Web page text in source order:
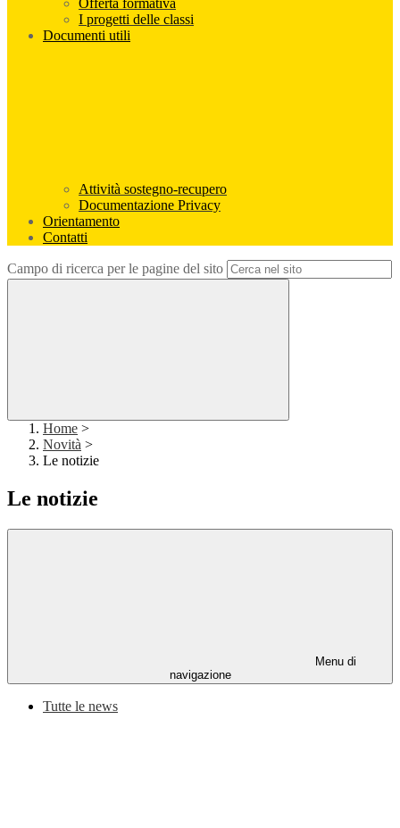
Offerta formativa
I progetti delle classi
Documenti utili
Attività sostegno-recupero
Documentazione Privacy
Orientamento
Contatti
Campo di ricerca per le pagine del sito
Home >
Novità >
Le notizie
Le notizie
Menu di
navigazione
Tutte le news